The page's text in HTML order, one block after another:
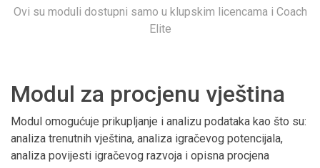
Ovi su moduli dostupni samo u klupskim licencama i Coach
Elite
Modul za procjenu vještina
Modul omogućuje prikupljanje i analizu podataka kao što su:
analiza trenutnih vještina, analiza igračevog potencijala,
analiza povijesti igračevog razvoja i opisna procjena